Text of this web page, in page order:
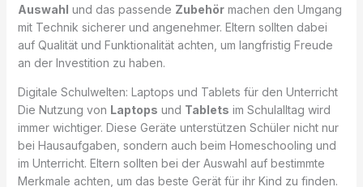
Auswahl und das passende Zubehörmachen den Umgang
mit Technik sicherer und angenehmer. Eltern sollten dabei
auf Qualität und Funktionalität achten, um langfristig Freude
an der Investition zu haben.
Digitale Schulwelten: Laptops und Tablets für den Unterricht
Die Nutzung von Laptops und Tablets im Schulalltag wird
immer wichtiger. Diese Geräte unterstützen Schüler nicht nur
bei Hausaufgaben, sondern auch beim Homeschooling und
im Unterricht. Eltern sollten bei der Auswahl auf bestimmte
Merkmale achten, um das beste Gerät für ihr Kind zu finden.